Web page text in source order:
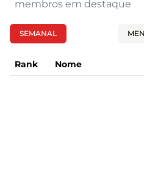
membros em destaque
SEMANAL
Rank Nome